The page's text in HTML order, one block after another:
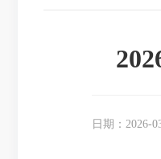
日期：2026-